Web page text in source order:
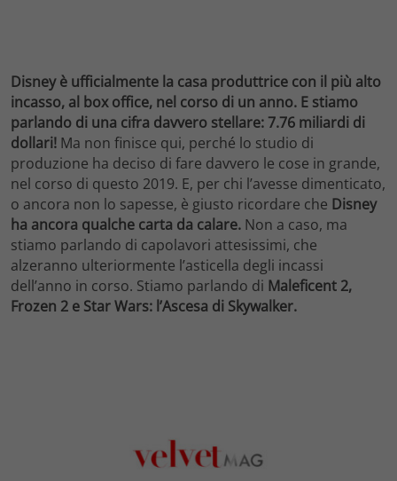
Disney è ufficialmente la casa produttrice con il più alto
incasso, al box office, nel corso di un anno. E stiamo
parlando di una cifra davvero stellare: 7.76 miliardi di
dollari! Ma non finisce qui, perché lo studio di
produzione ha deciso di fare davvero le cose in grande,
nel corso di questo 2019. E, per chi l’avesse dimenticato,
o ancora non lo sapesse, è giusto ricordare che Disney
ha ancora qualche carta da calare. Non a caso, ma
stiamo parlando di capolavori attesissimi, che
alzeranno ulteriormente l’asticella degli incassi
dell’anno in corso. Stiamo parlando di Maleficent 2,
Frozen 2 e Star Wars: l’Ascesa di Skywalker.